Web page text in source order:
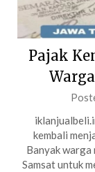
Pajak
kembali
Banyak
Samsat untuk